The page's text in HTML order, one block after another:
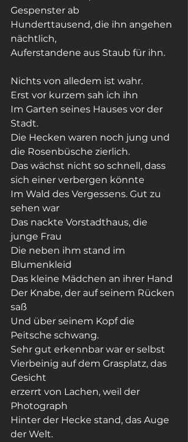
Gespenster ab
Hunderttausend, die ihn angehen
nächtlich,
Auferstandene aus Staub für ihn.
Nichts von alledem ist wahr.
Erst vor kurzem sah ich ihn
Im Garten seines Hauses vor der
Stadt.
Die Hecken waren noch jung und
die Rosenbüsche zierlich.
Das wächst nicht so schnell, dass
sich einer verbergen könnte
Im Wald des Vergessens. Gut zu
sehen war
Das nackte Vorstadthaus, die
junge Frau
Die neben ihm stand im
Blumenkleid
Das kleine Mädchen an ihrer Hand
Der Knabe, der auf seinem Rücken
saß
Und über seinem Kopf die
Peitsche schwang.
Sehr gut erkennbar war er selbst
Vierbeinig auf dem Grasplatz, das
Gesicht
erzerrt von Lachen, weil der
Photograph
Hinter der Hecke stand, das Auge
der Welt.